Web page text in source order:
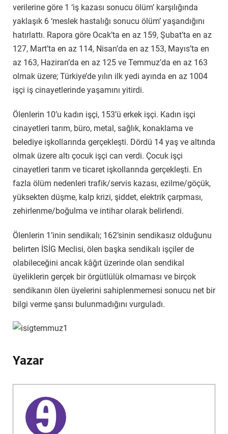
verilerine göre 1 ‘iş kazası sonucu ölüm’ karşılığında
yaklaşık 6 ‘meslek hastalığı sonucu ölüm’ yaşandığını
hatırlattı. Rapora göre Ocak’ta en az 159, Şubat’ta en az
127, Mart’ta en az 114, Nisan’da en az 153, Mayıs’ta en
az 163, Haziran’da en az 125 ve Temmuz’da en az 163
olmak üzere; Türkiye’de yılın ilk yedi ayında en az 1004
işçi iş cinayetlerinde yaşamını yitirdi.
Ölenlerin 10’u kadın işçi, 153’ü erkek işçi. Kadın işçi
cinayetleri tarım, büro, metal, sağlık, konaklama ve
belediye işkollarında gerçekleşti. Dördü 14 yaş ve altında
olmak üzere altı çocuk işçi can verdi. Çocuk işçi
cinayetleri tarım ve ticaret işkollarında gerçekleşti. En
fazla ölüm nedenleri trafik/servis kazası, ezilme/göçük,
yüksekten düşme, kalp krizi, şiddet, elektrik çarpması,
zehirlenme/boğulma ve intihar olarak belirlendi.
Ölenlerin 1’inin sendikalı; 162’sinin sendikasız olduğunu
belirten İSİG Meclisi, ölen başka sendikalı işçiler de
olabileceğini ancak kâğıt üzerinde olan sendikal
üyeliklerin gerçek bir örgütlülük olmaması ve birçok
sendikanın ölen üyelerini sahiplenmemesi sonucu net bir
bilgi verme şansı bulunmadığını vurguladı.
Yazar